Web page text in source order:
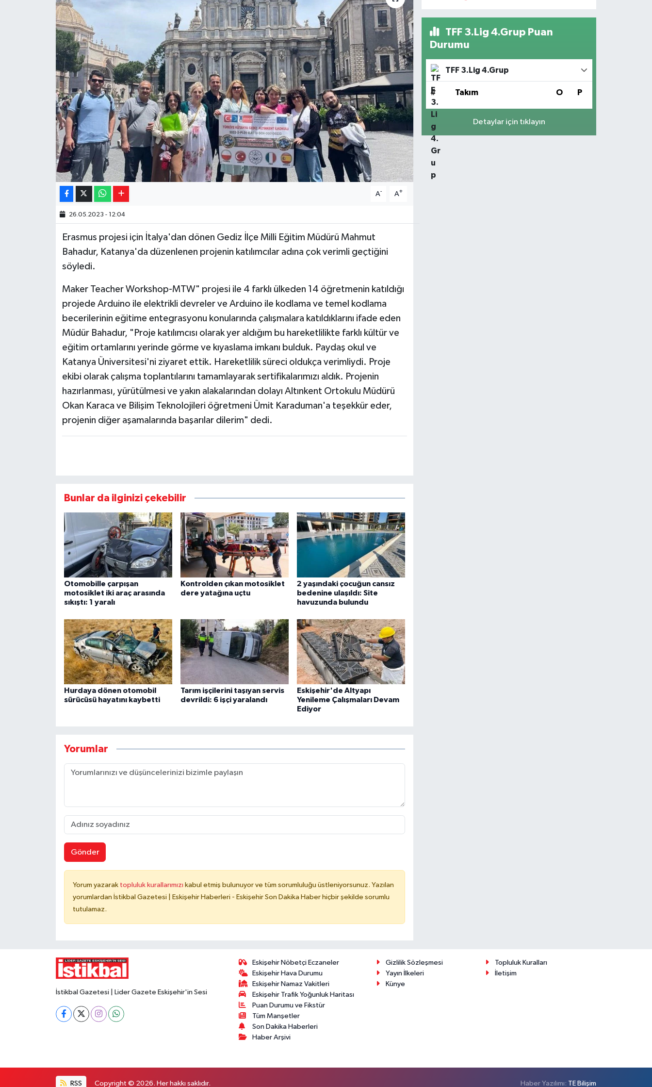
A- A+
26.05.2023 - 12:04
Erasmus projesi için İtalya'dan dönen Gediz İlçe Milli Eğitim Müdürü Mahmut
Bahadur, Katanya'da düzenlenen projenin katılımcılar adına çok verimli geçtiğini
söyledi.
Maker Teacher Workshop-MTW" projesi ile 4 farklı ülkeden 14 öğretmenin katıldığı
projede Arduino ile elektrikli devreler ve Arduino ile kodlama ve temel kodlama
becerilerinin eğitime entegrasyonu konularında çalışmalara katıldıklarını ifade eden
Müdür Bahadur, "Proje katılımcısı olarak yer aldığım bu hareketlilikte farklı kültür ve
eğitim ortamlarını yerinde görme ve kıyaslama imkanı bulduk. Paydaş okul ve
Katanya Üniversitesi'ni ziyaret ettik. Hareketlilik süreci oldukça verimliydi. Proje
ekibi olarak çalışma toplantılarını tamamlayarak sertifikalarımızı aldık. Projenin
hazırlanması, yürütülmesi ve yakın alakalarından dolayı Altınkent Ortokulu Müdürü
Okan Karaca ve Bilişim Teknolojileri öğretmeni Ümit Karaduman'a teşekkür eder,
projenin diğer aşamalarında başarılar dilerim" dedi.
Bunlar da ilginizi çekebilir
Otomobille çarpışan
motosiklet iki araç arasında
sıkıştı: 1 yaralı
Kontrolden çıkan motosiklet
dere yatağına uçtu
2 yaşındaki çocuğun cansız
bedenine ulaşıldı: Site
havuzunda bulundu
Hurdaya dönen otomobil
sürücüsü hayatını kaybetti
Tarım işçilerini taşıyan servis
devrildi: 6 işçi yaralandı
Eskişehir'de Altyapı
Yenileme Çalışmaları Devam
Ediyor
Yorumlar
Gönder
Yorum yazarak topluluk kurallarımızı kabul etmiş bulunuyor ve tüm sorumluluğu üstleniyorsunuz. Yazılan
yorumlardan İstikbal Gazetesi | Eskişehir Haberleri - Eskişehir Son Dakika Haber hiçbir şekilde sorumlu
tutulamaz.
TFF 3.Lig 4.Grup Puan
Durumu
TFF 3.Lig 4.Grup
# Takım O P
Detaylar için tıklayın
İstikbal Gazetesi | Lider Gazete Eskişehir'in Sesi
Eskişehir Nöbetçi Eczaneler
Eskişehir Hava Durumu
Eskişehir Namaz Vakitleri
Eskişehir Trafik Yoğunluk Haritası
Puan Durumu ve Fikstür
Tüm Manşetler
Son Dakika Haberleri
Haber Arşivi
Gizlilik Sözleşmesi
Topluluk Kuralları
Yayın İlkeleri
İletişim
Künye
RSS Copyright © 2026. Her hakkı saklıdır. Haber Yazılımı: TE Bilişim
Resmi ilanlar